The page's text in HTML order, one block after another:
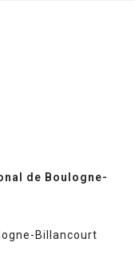
de Boulogne-
Billancourt